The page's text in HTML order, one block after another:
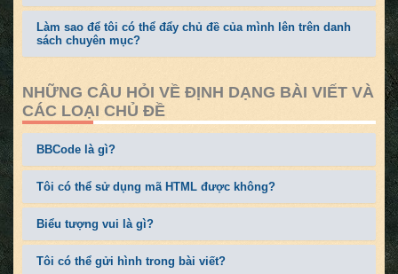
Làm sao để tôi có thể đẩy chủ đề của mình lên trên danh
sách chuyên mục?
NHỮNG CÂU HỎI VỀ ĐỊNH DẠNG BÀI VIẾT VÀ
CÁC LOẠI CHỦ ĐỀ
BBCode là gì?
Tôi có thể sử dụng mã HTML được không?
Biểu tượng vui là gì?
Tôi có thể gửi hình trong bài viết?